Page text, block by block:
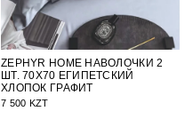
ZEPHYR HOME НАВОЛОЧКИ 2
ШТ. 70Х70 ЕГИПЕТСКИЙ
ХЛОПОК ГРАФИТ
7 500 KZT